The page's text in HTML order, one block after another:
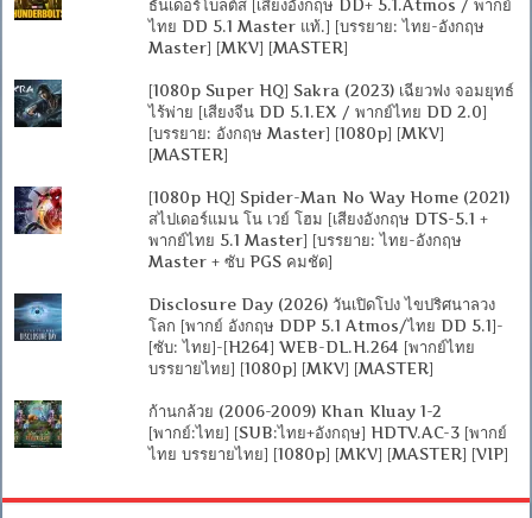
ธันเดอร์โบลต์ส [เสียงอังกฤษ DD+ 5.1.Atmos / พากย์
ไทย DD 5.1 Master แท้.] [บรรยาย: ไทย-อังกฤษ
Master] [MKV] [MASTER]
[1080p Super HQ] Sakra (2023) เฉียวฟง จอมยุทธ์
ไร้พ่าย [เสียงจีน DD 5.1.EX / พากย์ไทย DD 2.0]
[บรรยาย: อังกฤษ Master] [1080p] [MKV]
[MASTER]
[1080p HQ] Spider-Man No Way Home (2021)
สไปเดอร์แมน โน เวย์ โฮม [เสียงอังกฤษ DTS-5.1 +
พากย์ไทย 5.1 Master] [บรรยาย: ไทย-อังกฤษ
Master + ซับ PGS คมชัด]
Disclosure Day (2026) วันเปิดโปง ไขปริศนาลวง
โลก [พากย์ อังกฤษ DDP 5.1 Atmos/ไทย DD 5.1]-
[ซับ: ไทย]-[H264] WEB-DL.H.264 [พากย์ไทย
บรรยายไทย] [1080p] [MKV] [MASTER]
ก้านกล้วย (2006-2009) Khan Kluay 1-2
[พากย์:ไทย] [SUB:ไทย+อังกฤษ] HDTV.AC-3 [พากย์
ไทย บรรยายไทย] [1080p] [MKV] [MASTER] [VIP]